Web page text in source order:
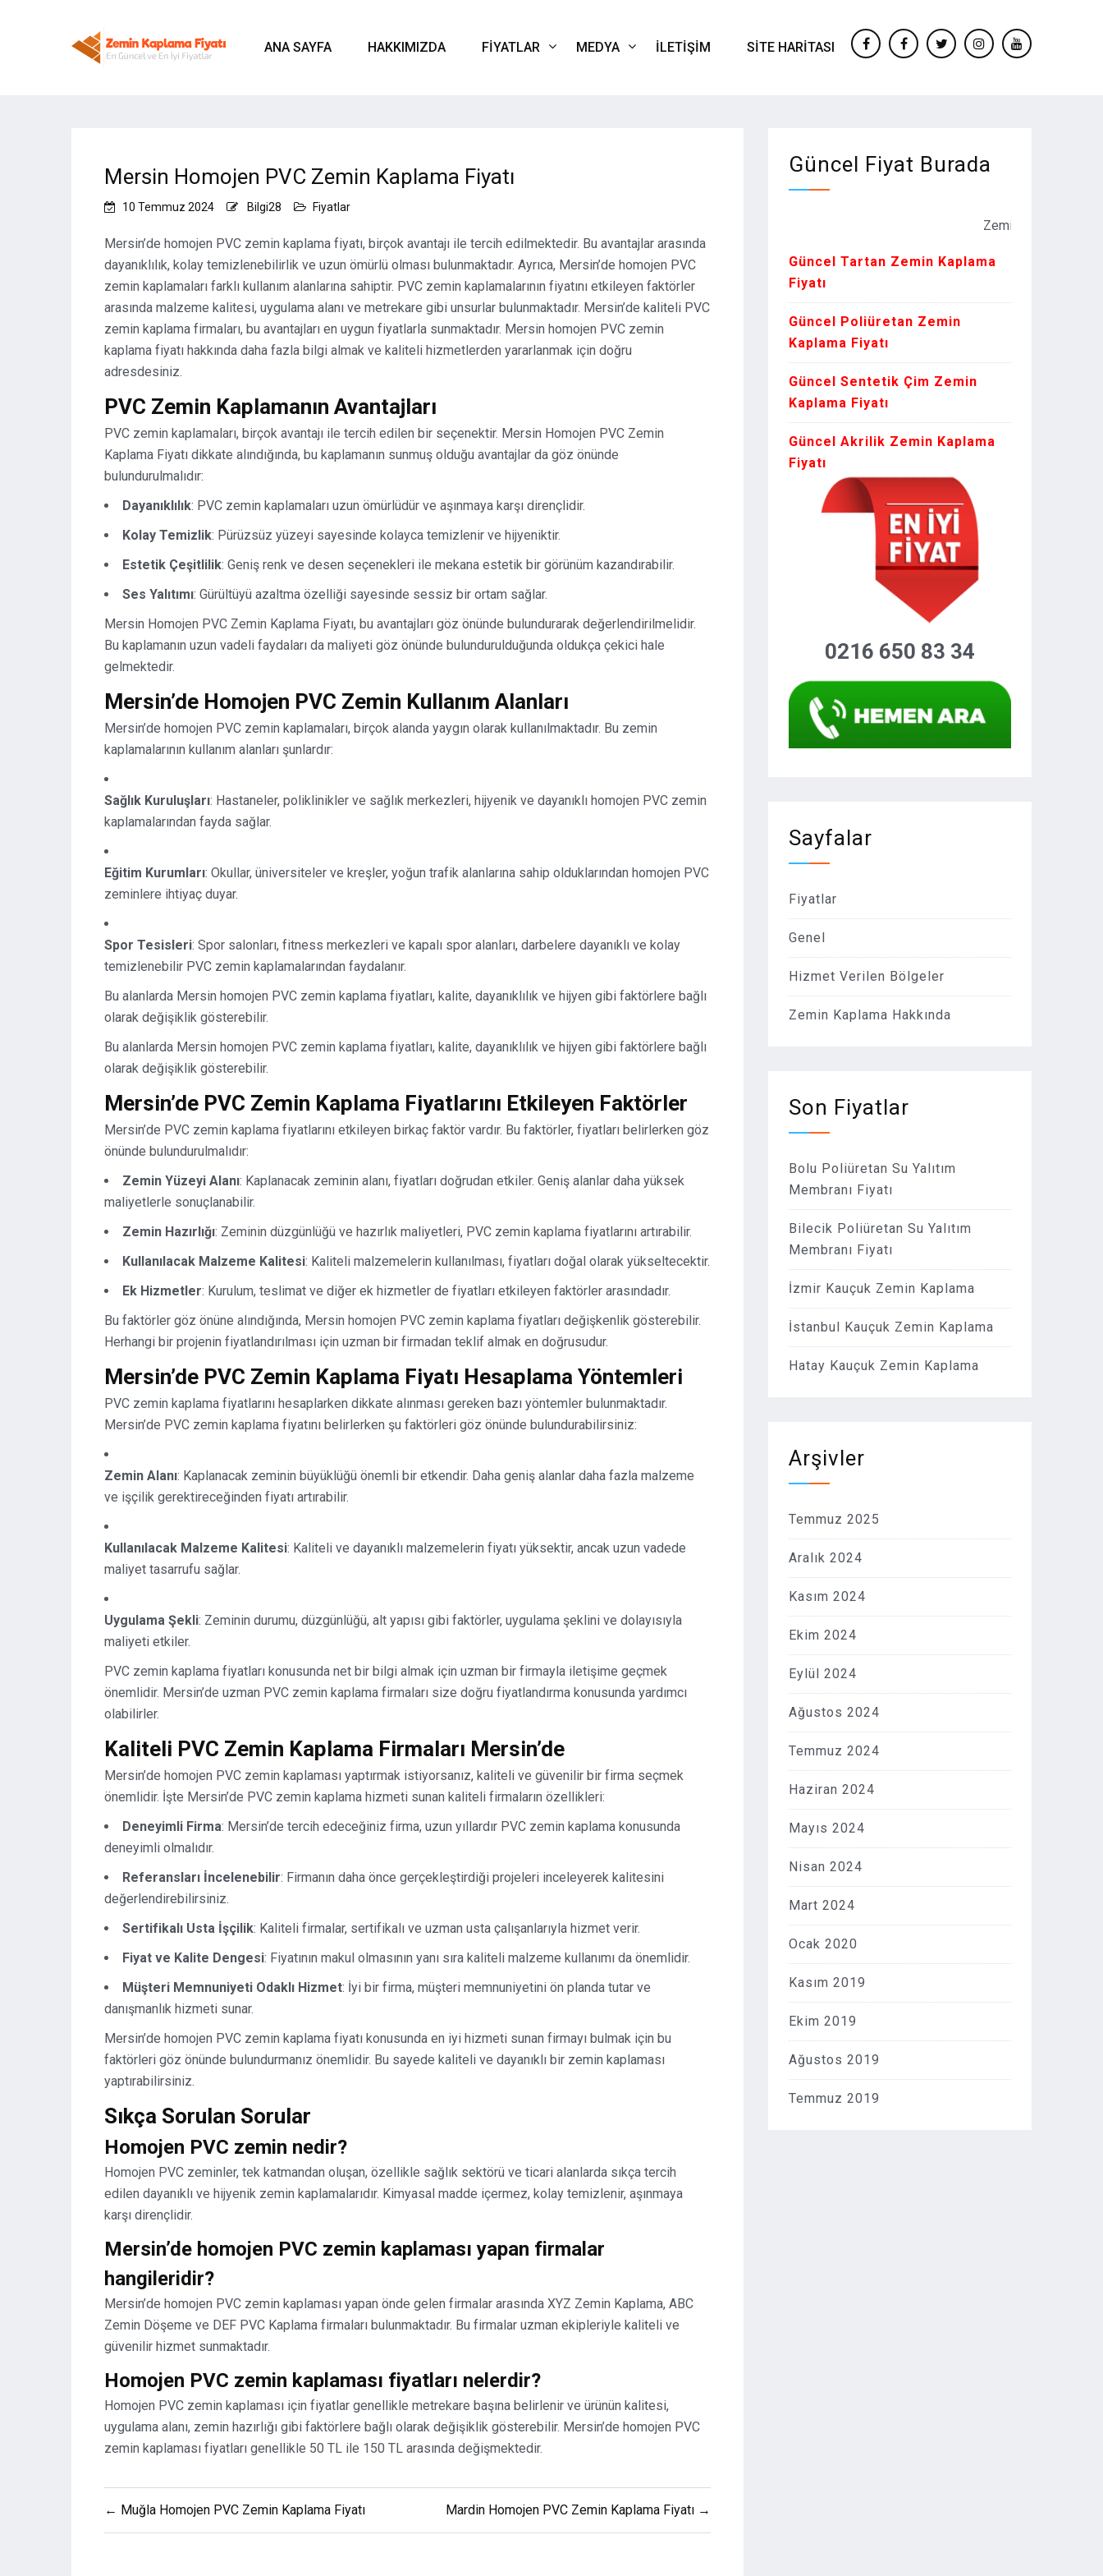
ANA SAYFA HAKKIMIZDA FIYATLAR MEDYA İLETIŞIM
SITE HARITASI
facebookFacebooktwitterinstagramyoutube
Mersin Homojen PVC Zemin Kaplama Fiyatı
10 Temmuz 2024 Bilgi28 Fiyatlar
Mersin’de homojen PVC zemin kaplama fiyatı, birçok avantajı ile tercih edilmektedir. Bu avantajlar arasında
dayanıklılık, kolay temizlenebilirlik ve uzun ömürlü olması bulunmaktadır. Ayrıca, Mersin’de homojen PVC
zemin kaplamaları farklı kullanım alanlarına sahiptir. PVC zemin kaplamalarının fiyatını etkileyen faktörler
arasında malzeme kalitesi, uygulama alanı ve metrekare gibi unsurlar bulunmaktadır. Mersin’de kaliteli PVC
zemin kaplama firmaları, bu avantajları en uygun fiyatlarla sunmaktadır. Mersin homojen PVC zemin
kaplama fiyatı hakkında daha fazla bilgi almak ve kaliteli hizmetlerden yararlanmak için doğru
adresdesiniz.
PVC Zemin Kaplamanın Avantajları
PVC zemin kaplamaları, birçok avantajı ile tercih edilen bir seçenektir. Mersin Homojen PVC Zemin
Kaplama Fiyatı dikkate alındığında, bu kaplamanın sunmuş olduğu avantajlar da göz önünde
bulundurulmalıdır:
Dayanıklılık: PVC zemin kaplamaları uzun ömürlüdür ve aşınmaya karşı dirençlidir.
Kolay Temizlik: Pürüzsüz yüzeyi sayesinde kolayca temizlenir ve hijyeniktir.
Estetik Çeşitlilik: Geniş renk ve desen seçenekleri ile mekana estetik bir görünüm kazandırabilir.
Ses Yalıtımı: Gürültüyü azaltma özelliği sayesinde sessiz bir ortam sağlar.
Mersin Homojen PVC Zemin Kaplama Fiyatı, bu avantajları göz önünde bulundurarak değerlendirilmelidir.
Bu kaplamanın uzun vadeli faydaları da maliyeti göz önünde bulundurulduğunda oldukça çekici hale
gelmektedir.
Mersin’de Homojen PVC Zemin Kullanım Alanları
Mersin’de homojen PVC zemin kaplamaları, birçok alanda yaygın olarak kullanılmaktadır. Bu zemin
kaplamalarının kullanım alanları şunlardır:
Sağlık Kuruluşları: Hastaneler, poliklinikler ve sağlık merkezleri, hijyenik ve dayanıklı homojen PVC zemin
kaplamalarından fayda sağlar.
Eğitim Kurumları: Okullar, üniversiteler ve kreşler, yoğun trafik alanlarına sahip olduklarından homojen PVC
zeminlere ihtiyaç duyar.
Spor Tesisleri: Spor salonları, fitness merkezleri ve kapalı spor alanları, darbelere dayanıklı ve kolay
temizlenebilir PVC zemin kaplamalarından faydalanır.
Bu alanlarda Mersin homojen PVC zemin kaplama fiyatları, kalite, dayanıklılık ve hijyen gibi faktörlere bağlı
olarak değişiklik gösterebilir.
Bu alanlarda Mersin homojen PVC zemin kaplama fiyatları, kalite, dayanıklılık ve hijyen gibi faktörlere bağlı
olarak değişiklik gösterebilir.
Mersin’de PVC Zemin Kaplama Fiyatlarını Etkileyen Faktörler
Mersin’de PVC zemin kaplama fiyatlarını etkileyen birkaç faktör vardır. Bu faktörler, fiyatları belirlerken göz
önünde bulundurulmalıdır:
Zemin Yüzeyi Alanı: Kaplanacak zeminin alanı, fiyatları doğrudan etkiler. Geniş alanlar daha yüksek
maliyetlerle sonuçlanabilir.
Zemin Hazırlığı: Zeminin düzgünlüğü ve hazırlık maliyetleri, PVC zemin kaplama fiyatlarını artırabilir.
Kullanılacak Malzeme Kalitesi: Kaliteli malzemelerin kullanılması, fiyatları doğal olarak yükseltecektir.
Ek Hizmetler: Kurulum, teslimat ve diğer ek hizmetler de fiyatları etkileyen faktörler arasındadır.
Bu faktörler göz önüne alındığında, Mersin homojen PVC zemin kaplama fiyatları değişkenlik gösterebilir.
Herhangi bir projenin fiyatlandırılması için uzman bir firmadan teklif almak en doğrusudur.
Mersin’de PVC Zemin Kaplama Fiyatı Hesaplama Yöntemleri
PVC zemin kaplama fiyatlarını hesaplarken dikkate alınması gereken bazı yöntemler bulunmaktadır.
Mersin’de PVC zemin kaplama fiyatını belirlerken şu faktörleri göz önünde bulundurabilirsiniz:
Zemin Alanı: Kaplanacak zeminin büyüklüğü önemli bir etkendir. Daha geniş alanlar daha fazla malzeme
ve işçilik gerektireceğinden fiyatı artırabilir.
Kullanılacak Malzeme Kalitesi: Kaliteli ve dayanıklı malzemelerin fiyatı yüksektir, ancak uzun vadede
maliyet tasarrufu sağlar.
Uygulama Şekli: Zeminin durumu, düzgünlüğü, alt yapısı gibi faktörler, uygulama şeklini ve dolayısıyla
maliyeti etkiler.
PVC zemin kaplama fiyatları konusunda net bir bilgi almak için uzman bir firmayla iletişime geçmek
önemlidir. Mersin’de uzman PVC zemin kaplama firmaları size doğru fiyatlandırma konusunda yardımcı
olabilirler.
Kaliteli PVC Zemin Kaplama Firmaları Mersin’de
Mersin’de homojen PVC zemin kaplaması yaptırmak istiyorsanız, kaliteli ve güvenilir bir firma seçmek
önemlidir. İşte Mersin’de PVC zemin kaplama hizmeti sunan kaliteli firmaların özellikleri:
Deneyimli Firma: Mersin’de tercih edeceğiniz firma, uzun yıllardır PVC zemin kaplama konusunda
deneyimli olmalıdır.
Referansları İncelenebilir: Firmanın daha önce gerçekleştirdiği projeleri inceleyerek kalitesini
değerlendirebilirsiniz.
Sertifikalı Usta İşçilik: Kaliteli firmalar, sertifikalı ve uzman usta çalışanlarıyla hizmet verir.
Fiyat ve Kalite Dengesi: Fiyatının makul olmasının yanı sıra kaliteli malzeme kullanımı da önemlidir.
Müşteri Memnuniyeti Odaklı Hizmet: İyi bir firma, müşteri memnuniyetini ön planda tutar ve
danışmanlık hizmeti sunar.
Mersin’de homojen PVC zemin kaplama fiyatı konusunda en iyi hizmeti sunan firmayı bulmak için bu
faktörleri göz önünde bulundurmanız önemlidir. Bu sayede kaliteli ve dayanıklı bir zemin kaplaması
yaptırabilirsiniz.
Sıkça Sorulan Sorular
Homojen PVC zemin nedir?
Homojen PVC zeminler, tek katmandan oluşan, özellikle sağlık sektörü ve ticari alanlarda sıkça tercih
edilen dayanıklı ve hijyenik zemin kaplamalarıdır. Kimyasal madde içermez, kolay temizlenir, aşınmaya
karşı dirençlidir.
Mersin’de homojen PVC zemin kaplaması yapan firmalar
hangileridir?
Mersin’de homojen PVC zemin kaplaması yapan önde gelen firmalar arasında XYZ Zemin Kaplama, ABC
Zemin Döşeme ve DEF PVC Kaplama firmaları bulunmaktadır. Bu firmalar uzman ekipleriyle kaliteli ve
güvenilir hizmet sunmaktadır.
Homojen PVC zemin kaplaması fiyatları nelerdir?
Homojen PVC zemin kaplaması için fiyatlar genellikle metrekare başına belirlenir ve ürünün kalitesi,
uygulama alanı, zemin hazırlığı gibi faktörlere bağlı olarak değişiklik gösterebilir. Mersin’de homojen PVC
zemin kaplaması fiyatları genellikle 50 TL ile 150 TL arasında değişmektedir.
Yazı
gezinmesi
← Muğla Homojen PVC Zemin Kaplama Fiyatı Mardin Homojen PVC Zemin Kaplama Fiyatı →
Güncel Fiyat Burada
Zemin Kaplama Fiyatları
Güncel Tartan Zemin Kaplama
Fiyatı
Güncel Poliüretan Zemin
Kaplama Fiyatı
Güncel Sentetik Çim Zemin
Kaplama Fiyatı
Güncel Akrilik Zemin Kaplama
Fiyatı
0216 650 83 34
Sayfalar
Fiyatlar
Genel
Hizmet Verilen Bölgeler
Zemin Kaplama Hakkında
Son Fiyatlar
Bolu Poliüretan Su Yalıtım
Membranı Fiyatı
Bilecik Poliüretan Su Yalıtım
Membranı Fiyatı
İzmir Kauçuk Zemin Kaplama
İstanbul Kauçuk Zemin Kaplama
Hatay Kauçuk Zemin Kaplama
Arşivler
Temmuz 2025
Aralık 2024
Kasım 2024
Ekim 2024
Eylül 2024
Ağustos 2024
Temmuz 2024
Haziran 2024
Mayıs 2024
Nisan 2024
Mart 2024
Ocak 2020
Kasım 2019
Ekim 2019
Ağustos 2019
Temmuz 2019